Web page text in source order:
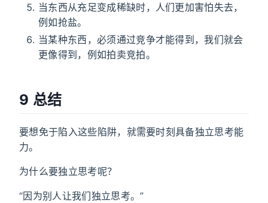
当东西从充足变成稀缺时，人们更加害怕失去，
例如抢盐。
当某种东西，必须通过竞争才能得到，我们就会
更像得到，例如拍卖竞拍。
9 总结
要想免于陷入这些陷阱，就需要时刻具备独立思考能
力。
为什么要独立思考呢？
“因为别人让我们独立思考。”